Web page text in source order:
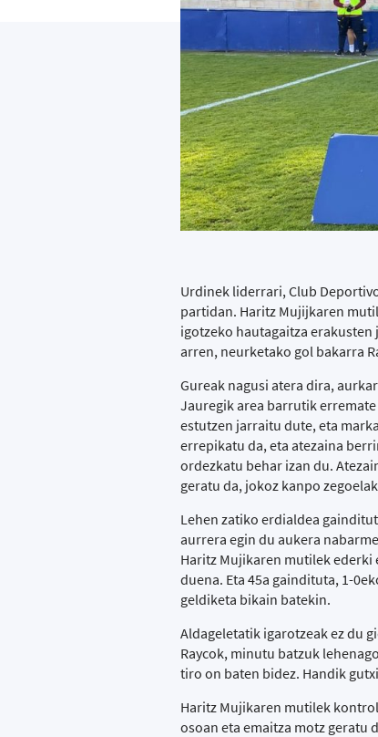
Urdinek liderrari, Club
partidan. Haritz Mujijkaren
igotzeko hautagaitza
arren, neurketako gol bakarra
Gureak nagusi atera dira,
Jauregik area barrutik
estutzen jarraitu dute, eta
errepikatu da, eta atezaina
ordezkatu behar izan du.
geratu da, jokoz kanpo
Lehen zatiko erdialdea
aurrera egin du aukera
Haritz Mujikaren mutilek ederki
duena. Eta 45a gaindituta, 1-
geldiketa bikain batekin.
Aldageletatik igarotzeak ez du
Raycok, minutu batzuk
tiro on baten bidez. Handik
Haritz Mujikaren mutilek
osoan eta emaitza motz geratu